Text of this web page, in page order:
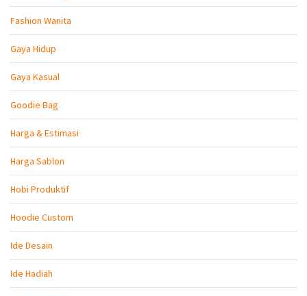
Fashion Wanita
Gaya Hidup
Gaya Kasual
Goodie Bag
Harga & Estimasi
Harga Sablon
Hobi Produktif
Hoodie Custom
Ide Desain
Ide Hadiah